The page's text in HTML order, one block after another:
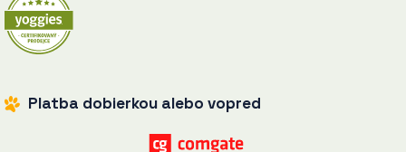
Platba dobierkou alebo vopred